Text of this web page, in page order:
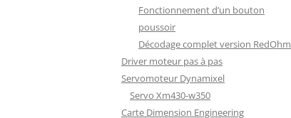
Fonctionnement d’un bouton
poussoir
Décodage complet version RedOhm
Driver moteur pas à pas
Servomoteur Dynamixel
Servo Xm430-w350
Carte Dimension Engineering